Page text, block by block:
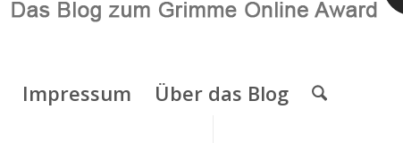
Impressum Über das Blog